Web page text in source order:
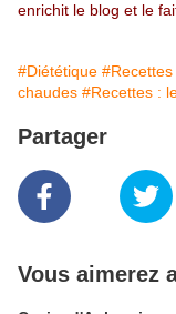
enrichit le blog et le
#Diététique
chaudes #Recettes :
Partager
Vous aimerez